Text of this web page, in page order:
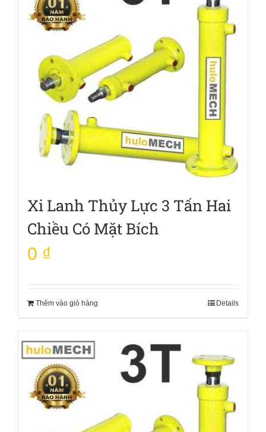
Xi Lanh Thủy Lực 3 Tấn Hai
Chiều Có Mặt Bích
0 ₫
Thêm vào giỏ hàng Details